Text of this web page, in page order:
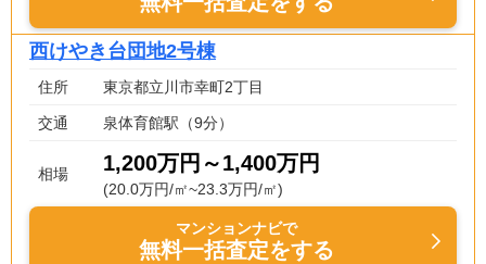
西けやき台団地2号棟
住所 東京都立川市幸町2丁目
交通 泉体育館駅（9分）
相場 1,200万円～1,400万円
(20.0万円/㎡~23.3万円/㎡)
マンションナビで
無料一括査定をする